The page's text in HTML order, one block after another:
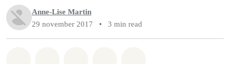
Anne-Lise Martin
29 november 2017
• 3 min read